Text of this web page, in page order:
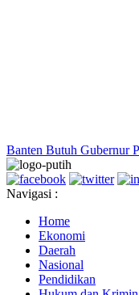
Banten Butuh Gubernur
Navigasi :
Home
Ekonomi
Daerah
Nasional
Pendidikan